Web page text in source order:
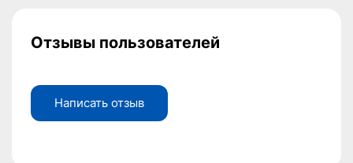
Отзывы пользователей
Написать отзыв